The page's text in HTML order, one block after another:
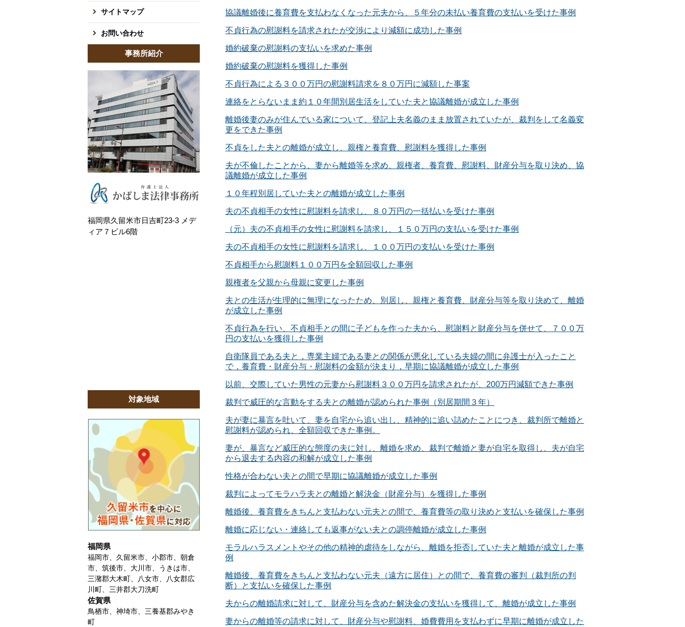
協議離婚後に養育費を支払わなくなった元夫から、５年分の未払い養育費の支払いを受けた事例
不貞行為の慰謝料を請求されたが交渉により減額に成功した事例
婚約破棄の慰謝料の支払いを求めた事例
婚約破棄の慰謝料を獲得した事例
不貞行為による３００万円の慰謝料請求を８０万円に減額した事案
連絡をとらないまま約１０年間別居生活をしていた夫と協議離婚が成立した事例
離婚後妻のみが住んでいる家について、登記上夫名義のまま放置されていたが、裁判をして名義変
更をできた事例
不貞をした夫との離婚が成立し、親権と養育費、慰謝料を獲得した事例
夫が不倫したことから、妻から離婚等を求め、親権者、養育費、慰謝料、財産分与を取り決め、協
議離婚が成立した事例
１０年程別居していた夫との離婚が成立した事例
夫の不貞相手の女性に慰謝料を請求し、８０万円の一括払いを受けた事例
（元）夫の不貞相手の女性に慰謝料を請求し、１５０万円の支払いを受けた事例
夫の不貞相手の女性に慰謝料を請求し、１００万円の支払いを受けた事例
不貞相手から慰謝料１００万円を全額回収した事例
親権者を父親から母親に変更した事例
夫との生活が生理的に無理になったため、別居し、親権と養育費、財産分与等を取り決めて、離婚
が成立した事例
不貞行為を行い、不貞相手との間に子どもを作った夫から、慰謝料と財産分与を併せて、７００万
円の支払いを獲得した事例
自衛隊員である夫と，専業主婦である妻との関係が悪化している夫婦の間に弁護士が入ったこと
で，養育費・財産分与・慰謝料の金額が決まり，早期に協議離婚が成立した事例
以前、交際していた男性の元妻から慰謝料３００万円を請求されたが、200万円減額できた事例
裁判で威圧的な言動をする夫との離婚が認められた事例（別居期間３年）
夫が妻に暴言を吐いて、妻を自宅から追い出し、精神的に追い詰めたことにつき、裁判所で離婚と
慰謝料が認められ、全額回収できた事例。
妻が、暴言など威圧的な態度の夫に対し、離婚を求め、裁判で離婚と妻が自宅を取得し、夫が自宅
から退去する内容の和解が成立した事例
性格が合わない夫との間で早期に協議離婚が成立した事例
裁判によってモラハラ夫との離婚と解決金（財産分与）を獲得した事例
離婚後、養育費をきちんと支払わない元夫との間で、養育費等の取り決めと支払いを確保した事例
離婚に応じない・連絡しても返事がない夫との調停離婚が成立した事例
モラルハラスメントやその他の精神的虐待をしながら、離婚を拒否していた夫と離婚が成立した事
例
離婚後、養育費をきちんと支払わない元夫（遠方に居住）との間で、養育費の審判（裁判所の判
断）と支払いを確保した事例
夫からの離婚請求に対して、財産分与を含めた解決金の支払いを獲得して、離婚が成立した事例
妻からの離婚等の請求に対して、財産分与や慰謝料、婚費費用を支払わずに早期に離婚が成立した
サイトマップ
お問い合わせ
事務所紹介
福岡県久留米市日吉町23-3 メデ
ィア７ビル6階
対象地域
福岡県
福岡市、久留米市、小郡市、朝倉
市、筑後市、大川市、うきは市、
三潴郡大木町、八女市、八女郡広
川町、三井郡大刀洗町
佐賀県
鳥栖市、神埼市、三養基郡みやき
町